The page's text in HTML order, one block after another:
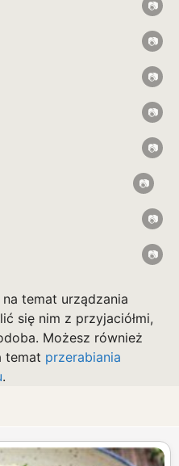
temat urządzania
się nim z przyjaciółmi,
Możesz również
temat przerabiania
.